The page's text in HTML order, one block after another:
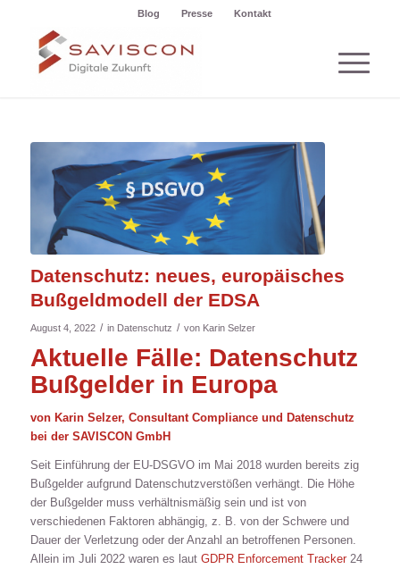
Blog Presse Kontakt
Datenschutz: neues, europäisches
Bußgeldmodell der EDSA
August 4, 2022 / in Datenschutz / von Karin Selzer
Aktuelle Fälle: Datenschutz
Bußgelder in Europa
von Karin Selzer, Consultant Compliance und Datenschutz
bei der SAVISCON GmbH
Seit Einführung der EU-DSGVO im Mai 2018 wurden bereits zig
Bußgelder aufgrund Datenschutzverstößen verhängt. Die Höhe
der Bußgelder muss verhältnismäßig sein und ist von
verschiedenen Faktoren abhängig, z. B. von der Schwere und
Dauer der Verletzung oder der Anzahl an betroffenen Personen.
Allein im Juli 2022 waren es laut GDPR Enforcement Tracker24